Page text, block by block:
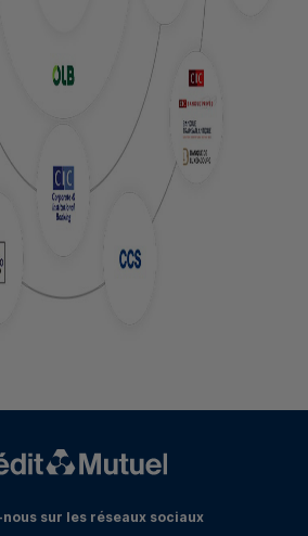
sur les réseaux sociaux